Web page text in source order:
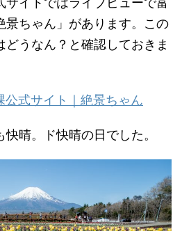
景ちゃん」があります。この
うなん？と確認しておきま
公式サイト｜絶景ちゃん
晴。ド快晴の日でした。